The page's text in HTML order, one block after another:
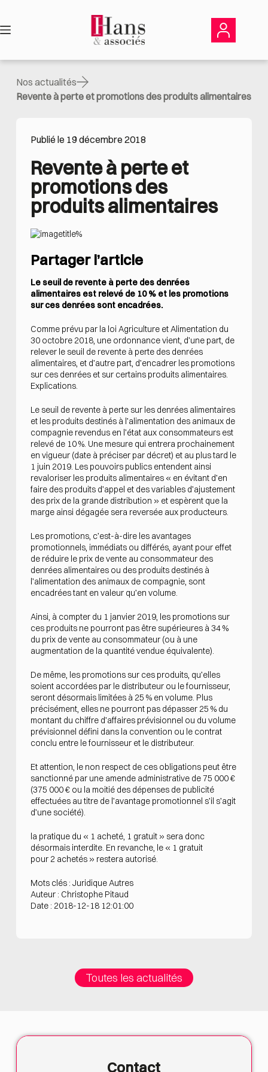
contenu
Nos actualités
Revente à perte et promotions des produits alimentaires
Publié le 19 décembre 2018
Revente à perte et
promotions des
produits alimentaires
Partager l’article
Le seuil de revente à perte des denrées
alimentaires est relevé de 10 % et les promotions
sur ces denrées sont encadrées.
Comme prévu par la loi Agriculture et Alimentation du
30 octobre 2018, une ordonnance vient, d’une part, de
relever le seuil de revente à perte des denrées
alimentaires, et d’autre part, d’encadrer les promotions
sur ces denrées et sur certains produits alimentaires.
Explications.
Le seuil de revente à perte sur les denrées alimentaires
et les produits destinés à l’alimentation des animaux de
compagnie revendus en l’état aux consommateurs est
relevé de 10 %. Une mesure qui entrera prochainement
en vigueur (date à préciser par décret) et au plus tard le
1 juin 2019. Les pouvoirs publics entendent ainsi
revaloriser les produits alimentaires « en évitant d’en
faire des produits d’appel et des variables d’ajustement
des prix de la grande distribution » et espèrent que la
marge ainsi dégagée sera reversée aux producteurs.
Les promotions, c’est-à-dire les avantages
promotionnels, immédiats ou différés, ayant pour effet
de réduire le prix de vente au consommateur des
denrées alimentaires ou des produits destinés à
l’alimentation des animaux de compagnie, sont
encadrées tant en valeur qu’en volume.
Ainsi, à compter du 1 janvier 2019, les promotions sur
ces produits ne pourront pas être supérieures à 34 %
du prix de vente au consommateur (ou à une
augmentation de la quantité vendue équivalente).
De même, les promotions sur ces produits, qu’elles
soient accordées par le distributeur ou le fournisseur,
seront désormais limitées à 25 % en volume. Plus
précisément, elles ne pourront pas dépasser 25 % du
montant du chiffre d’affaires prévisionnel ou du volume
prévisionnel défini dans la convention ou le contrat
conclu entre le fournisseur et le distributeur.
Et attention, le non respect de ces obligations peut être
sanctionné par une amende administrative de 75 000 €
(375 000 € ou la moitié des dépenses de publicité
effectuées au titre de l’avantage promotionnel s’il s’agit
d’une société).
la pratique du « 1 acheté, 1 gratuit » sera donc
désormais interdite. En revanche, le « 1 gratuit
pour 2 achetés » restera autorisé.
Mots clés : Juridique Autres
Auteur : Christophe Pitaud
Date : 2018-12-18 12:01:00
Toutes les actualités
Contact